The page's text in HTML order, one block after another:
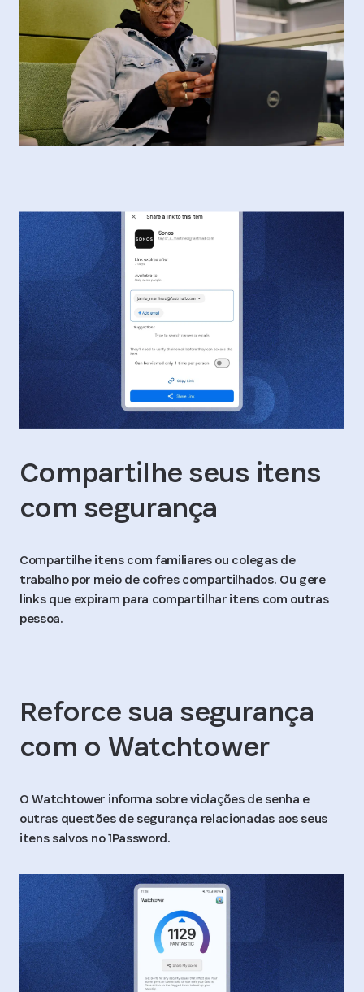
Compartilhe seus itens
com segurança
Compartilhe itens com familiares ou colegas de
trabalho por meio de cofres compartilhados. Ou gere
links que expiram para compartilhar itens com outras
pessoa.
Reforce sua segurança
com o Watchtower
O Watchtower informa sobre violações de senha e
outras questões de segurança relacionadas aos seus
itens salvos no 1Password.